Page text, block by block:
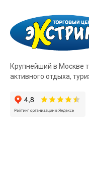
Крупнейший в Москве
активного отдыха,